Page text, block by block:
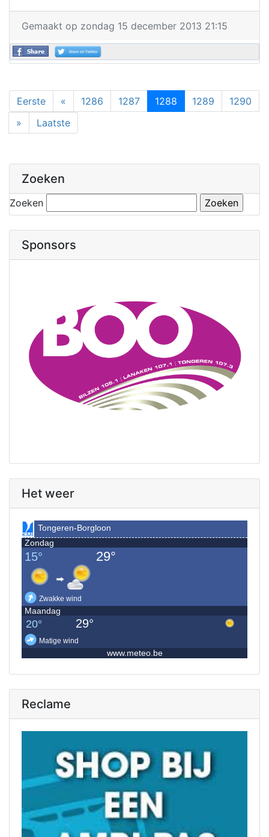
Gemaakt op zondag 15 december 2013 21:15
Eerste « 1286 1287 1288 1289
1290
»
Laatste
Zoeken
Zoeken
Sponsors
Het weer
Reclame